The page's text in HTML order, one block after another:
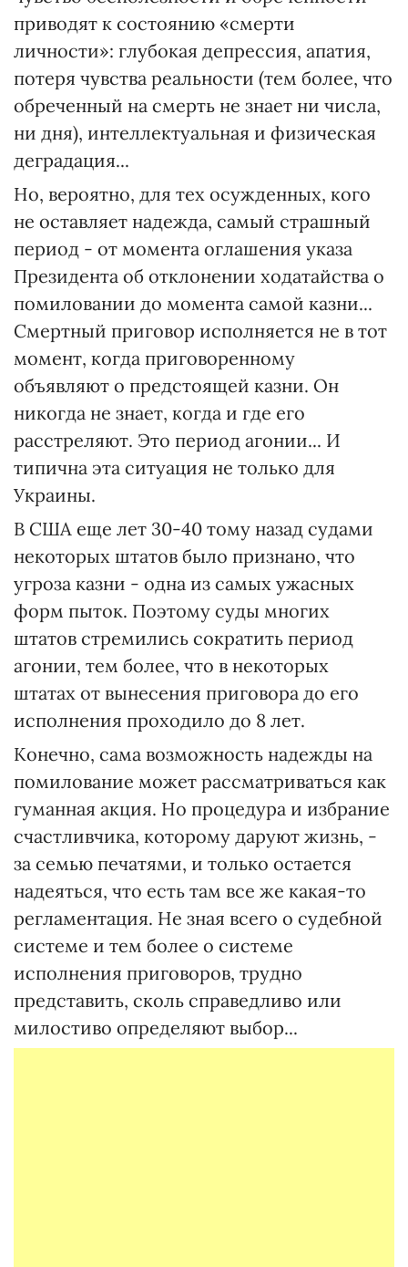
приводят к состоянию «смерти
личности»: глубокая депрессия, апатия,
потеря чувства реальности (тем более, что
обреченный на смерть не знает ни числа,
ни дня), интеллектуальная и физическая
деградация...
Но, вероятно, для тех осужденных, кого
не оставляет надежда, самый страшный
период - от момента оглашения указа
Президента об отклонении ходатайства о
помиловании до момента самой казни...
Смертный приговор исполняется не в тот
момент, когда приговоренному
объявляют о предстоящей казни. Он
никогда не знает, когда и где его
расстреляют. Это период агонии... И
типична эта ситуация не только для
Украины.
В США еще лет 30-40 тому назад судами
некоторых штатов было признано, что
угроза казни - одна из самых ужасных
форм пыток. Поэтому суды многих
штатов стремились сократить период
агонии, тем более, что в некоторых
штатах от вынесения приговора до его
исполнения проходило до 8 лет.
Конечно, сама возможность надежды на
помилование может рассматриваться как
гуманная акция. Но процедура и избрание
счастливчика, которому даруют жизнь, -
за семью печатями, и только остается
надеяться, что есть там все же какая-то
регламентация. Не зная всего о судебной
системе и тем более о системе
исполнения приговоров, трудно
представить, сколь справедливо или
милостиво определяют выбор...